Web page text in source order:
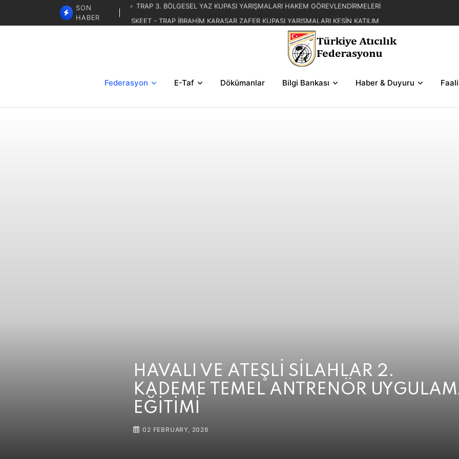
SON
HABER
SKEET - TRAP İBRAHİM KARASAR ZAFER KUPASI YARIŞMALARI KESİN KATILIM
LİSTELERİ
TRAP 3. BÖLGESEL YAZ KUPASI YARIŞMA REGLAMANI
TRAP İBRAHİM KARASAR ZAFER KUPASI YARIŞMASI SERİLERİ VE ŞEMALAR
Federasyon E-Taf Dökümanlar Bilgi Bankası Haber & Duyuru
HAVALI VE ATEŞLİ SİLAHLAR 2.
KADEME TEMEL ANTRENÖR
EĞİTİMİ
02 FEBRUARY, 2026